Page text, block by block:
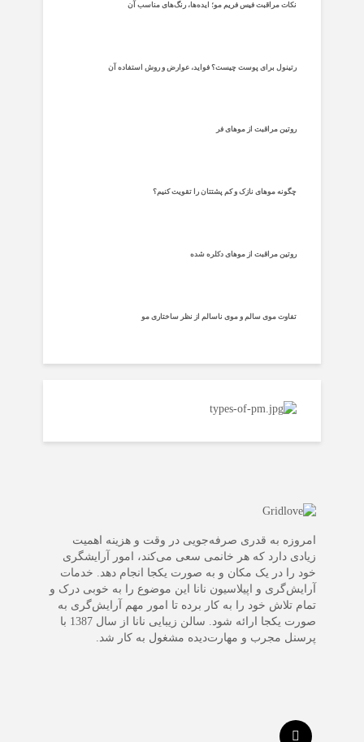
نکات مراقبت فیس فریم مو؛ ایده‌ها، رنگ‌های مناسب آن
رتینول برای پوست چیست؟ فواید، عوارض و روش استفاده آن
روتین مراقبت از موهای فر
چگونه موهای نازک و کم پشتتان را تقویت کنیم؟
روتین مراقبت از موهای دکلره شده
تفاوت موی سالم و موی ناسالم از نظر ساختاری مو
امروزه به قدری صرفه‌جویی در وقت و هزینه اهمیت
زیادی دارد که هر خانمی سعی می‌کند، امور آرایشگری
خود را در یک مکان و به صورت یکجا انجام دهد. خدمات
آرایش‌گری و اپیلاسیون نانا این موضوع را به خوبی درک و
تمام تلاش خود را به کار برده تا امور مهم آرایش‌گری به
صورت یکجا ارائه شود. سالن زیبایی نانا از سال 1387 با
پرسنل مجرب و مهارت‌دیده مشغول به کار شد.